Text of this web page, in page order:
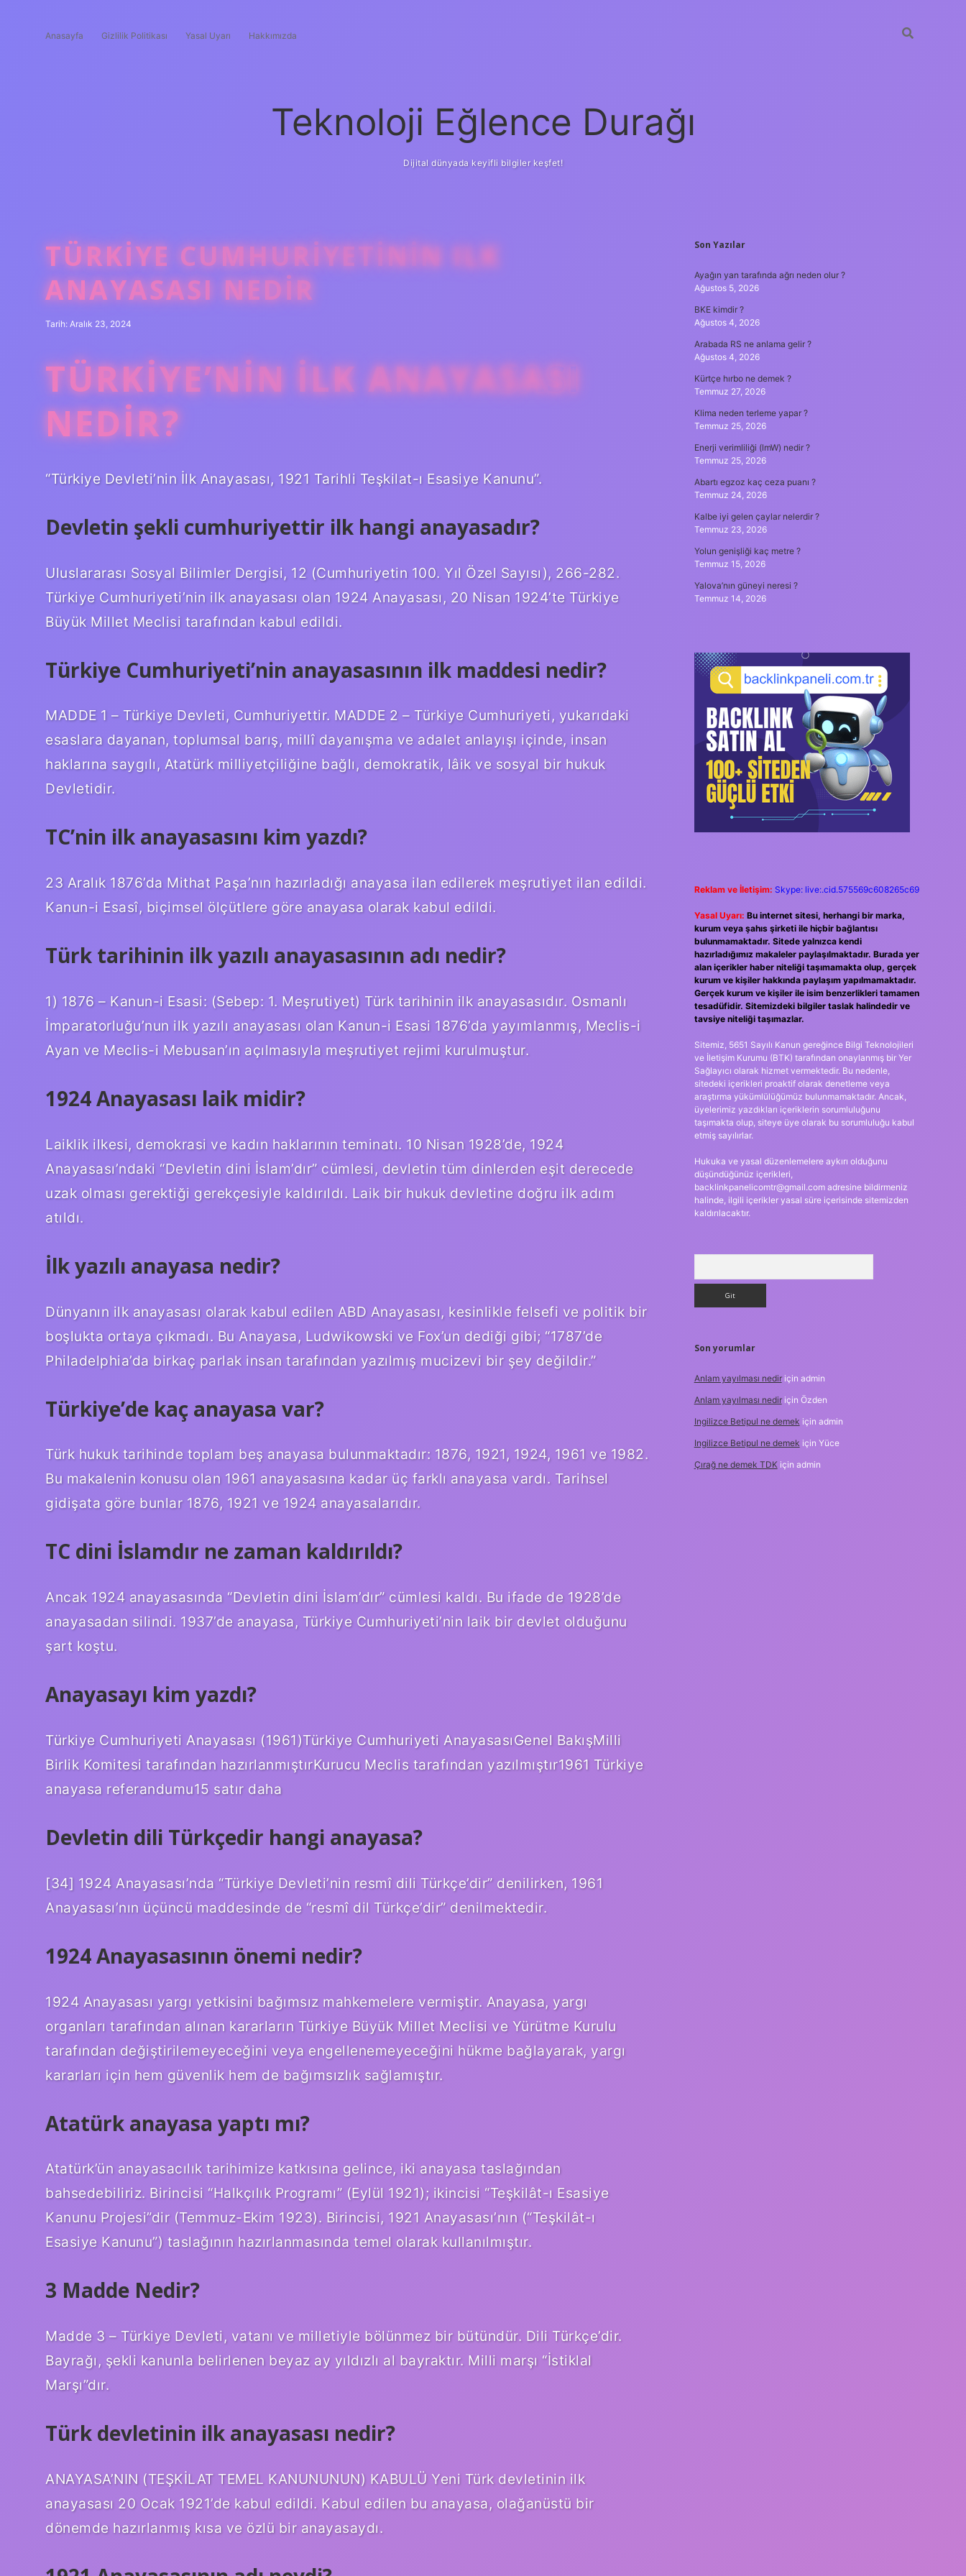
Anasayfa Gizlilik Politikası Yasal Uyarı Hakkımızda
Teknoloji Eğlence Durağı
Dijital dünyada keyifli bilgiler keşfet!
TÜRKIYE CUMHURIYETININ ILK
ANAYASASI NEDIR
Tarih: Aralık 23, 2024
TÜRKIYE’NIN ILK ANAYASASI
NEDIR?
“Türkiye Devleti’nin İlk Anayasası, 1921 Tarihli Teşkilat-ı Esasiye Kanunu”.
Devletin şekli cumhuriyettir ilk hangi anayasadır?
Uluslararası Sosyal Bilimler Dergisi, 12 (Cumhuriyetin 100. Yıl Özel Sayısı), 266-282.
Türkiye Cumhuriyeti’nin ilk anayasası olan 1924 Anayasası, 20 Nisan 1924’te Türkiye
Büyük Millet Meclisi tarafından kabul edildi.
Türkiye Cumhuriyeti’nin anayasasının ilk maddesi nedir?
MADDE 1 – Türkiye Devleti, Cumhuriyettir. MADDE 2 – Türkiye Cumhuriyeti, yukarıdaki
esaslara dayanan, toplumsal barış, millî dayanışma ve adalet anlayışı içinde, insan
haklarına saygılı, Atatürk milliyetçiliğine bağlı, demokratik, lâik ve sosyal bir hukuk
Devletidir.
TC’nin ilk anayasasını kim yazdı?
23 Aralık 1876’da Mithat Paşa’nın hazırladığı anayasa ilan edilerek meşrutiyet ilan edildi.
Kanun-i Esasî, biçimsel ölçütlere göre anayasa olarak kabul edildi.
Türk tarihinin ilk yazılı anayasasının adı nedir?
1) 1876 – Kanun-i Esasi: (Sebep: 1. Meşrutiyet) Türk tarihinin ilk anayasasıdır. Osmanlı
İmparatorluğu’nun ilk yazılı anayasası olan Kanun-i Esasi 1876’da yayımlanmış, Meclis-i
Ayan ve Meclis-i Mebusan’ın açılmasıyla meşrutiyet rejimi kurulmuştur.
1924 Anayasası laik midir?
Laiklik ilkesi, demokrasi ve kadın haklarının teminatı. 10 Nisan 1928’de, 1924
Anayasası’ndaki “Devletin dini İslam’dır” cümlesi, devletin tüm dinlerden eşit derecede
uzak olması gerektiği gerekçesiyle kaldırıldı. Laik bir hukuk devletine doğru ilk adım
atıldı.
İlk yazılı anayasa nedir?
Dünyanın ilk anayasası olarak kabul edilen ABD Anayasası, kesinlikle felsefi ve politik bir
boşlukta ortaya çıkmadı. Bu Anayasa, Ludwikowski ve Fox’un dediği gibi; “1787’de
Philadelphia’da birkaç parlak insan tarafından yazılmış mucizevi bir şey değildir.”
Türkiye’de kaç anayasa var?
Türk hukuk tarihinde toplam beş anayasa bulunmaktadır: 1876, 1921, 1924, 1961 ve 1982.
Bu makalenin konusu olan 1961 anayasasına kadar üç farklı anayasa vardı. Tarihsel
gidişata göre bunlar 1876, 1921 ve 1924 anayasalarıdır.
TC dini İslamdır ne zaman kaldırıldı?
Ancak 1924 anayasasında “Devletin dini İslam’dır” cümlesi kaldı. Bu ifade de 1928’de
anayasadan silindi. 1937’de anayasa, Türkiye Cumhuriyeti’nin laik bir devlet olduğunu
şart koştu.
Anayasayı kim yazdı?
Türkiye Cumhuriyeti Anayasası (1961)Türkiye Cumhuriyeti AnayasasıGenel BakışMilli
Birlik Komitesi tarafından hazırlanmıştırKurucu Meclis tarafından yazılmıştır1961 Türkiye
anayasa referandumu15 satır daha
Devletin dili Türkçedir hangi anayasa?
[34] 1924 Anayasası’nda “Türkiye Devleti’nin resmî dili Türkçe’dir” denilirken, 1961
Anayasası’nın üçüncü maddesinde de “resmî dil Türkçe’dir” denilmektedir.
1924 Anayasasının önemi nedir?
1924 Anayasası yargı yetkisini bağımsız mahkemelere vermiştir. Anayasa, yargı
organları tarafından alınan kararların Türkiye Büyük Millet Meclisi ve Yürütme Kurulu
tarafından değiştirilemeyeceğini veya engellenemeyeceğini hükme bağlayarak, yargı
kararları için hem güvenlik hem de bağımsızlık sağlamıştır.
Atatürk anayasa yaptı mı?
Atatürk’ün anayasacılık tarihimize katkısına gelince, iki anayasa taslağından
bahsedebiliriz. Birincisi “Halkçılık Programı” (Eylül 1921); ikincisi “Teşkilât-ı Esasiye
Kanunu Projesi”dir (Temmuz-Ekim 1923). Birincisi, 1921 Anayasası’nın (“Teşkilât-ı
Esasiye Kanunu”) taslağının hazırlanmasında temel olarak kullanılmıştır.
3 Madde Nedir?
Madde 3 – Türkiye Devleti, vatanı ve milletiyle bölünmez bir bütündür. Dili Türkçe’dir.
Bayrağı, şekli kanunla belirlenen beyaz ay yıldızlı al bayraktır. Milli marşı “İstiklal
Marşı”dır.
Türk devletinin ilk anayasası nedir?
ANAYASA’NIN (TEŞKİLAT TEMEL KANUNUNUN) KABULÜ Yeni Türk devletinin ilk
anayasası 20 Ocak 1921’de kabul edildi. Kabul edilen bu anayasa, olağanüstü bir
dönemde hazırlanmış kısa ve özlü bir anayasaydı.
SIDEBAR
Son Yazılar
Ayağın yan tarafında ağrı neden olur ?
Ağustos 5, 2026
BKE kimdir ?
Ağustos 4, 2026
Arabada RS ne anlama gelir ?
Ağustos 4, 2026
Kürtçe hırbo ne demek ?
Temmuz 27, 2026
Klima neden terleme yapar ?
Temmuz 25, 2026
Enerji verimliliği (lmW) nedir ?
Temmuz 25, 2026
Abartı egzoz kaç ceza puanı ?
Temmuz 24, 2026
Kalbe iyi gelen çaylar nelerdir ?
Temmuz 23, 2026
Yolun genişliği kaç metre ?
Temmuz 15, 2026
Yalova’nın güneyi neresi ?
Temmuz 14, 2026
Reklam ve İletişim: Skype: live:.cid.575569c608265c69
Yasal Uyarı: Bu internet sitesi, herhangi bir marka,
kurum veya şahıs şirketi ile hiçbir bağlantısı
bulunmamaktadır. Sitede yalnızca kendi
hazırladığımız makaleler paylaşılmaktadır. Burada yer
alan içerikler haber niteliği taşımamakta olup, gerçek
kurum ve kişiler hakkında paylaşım yapılmamaktadır.
Gerçek kurum ve kişiler ile isim benzerlikleri tamamen
tesadüfidir. Sitemizdeki bilgiler taslak halindedir ve
tavsiye niteliği taşımazlar.
Sitemiz, 5651 Sayılı Kanun gereğince Bilgi Teknolojileri
ve İletişim Kurumu (BTK) tarafından onaylanmış bir Yer
Sağlayıcı olarak hizmet vermektedir. Bu nedenle,
sitedeki içerikleri proaktif olarak denetleme veya
araştırma yükümlülüğümüz bulunmamaktadır. Ancak,
üyelerimiz yazdıkları içeriklerin sorumluluğunu
taşımakta olup, siteye üye olarak bu sorumluluğu kabul
etmiş sayılırlar.
Hukuka ve yasal düzenlemelere aykırı olduğunu
düşündüğünüz içerikleri,
backlinkpanelicomtr@gmail.comadresine bildirmeniz
halinde, ilgili içerikler yasal süre içerisinde sitemizden
kaldırılacaktır.
Son yorumlar
Anlam yayılması nediriçin admin
Anlam yayılması nediriçin Özden
Ingilizce Betipul ne demek için admin
Ingilizce Betipul ne demek için Yüce
Çırağ ne demek TDKiçin admin